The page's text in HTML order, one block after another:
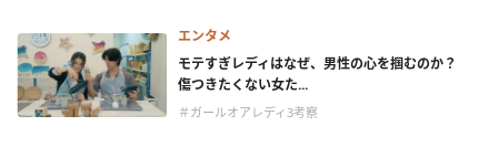
エンタメ
モテすぎレディはなぜ、男性の心を掴むのか？
傷つきたくない女た...
＃ガールオアレディ3考察